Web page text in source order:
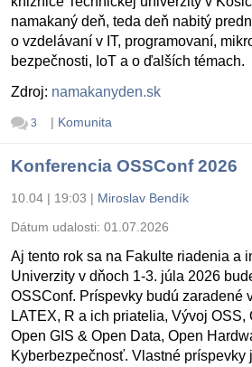
namakaný deň, teda deň nabitý
o vzdelávaní v IT, programovaní,
bezpečnosti, IoT a o ďalších témach.
Zdroj: namakanyden.sk
3 | Komunita
Konferencia OSSConf 2026
10.04 | 19:03 | Miroslav Bendík
Dátum udalosti: 01.07.2026
Aj tento rok sa na Fakulte riadenia a
Univerzity v dňoch 1-3. júla 2026
OSSConf. Príspevky budú zaradené
LATEX, R a ich priatelia, Vývoj OSS,
Open GIS & Open Data, Open
Kyberbezpečnosť. Vlastné príspevky